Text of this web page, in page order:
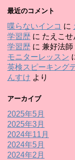
最近のコメント
喋らないインコ に
学習歴 に たえこせ
学習歴 に 兼好法師
モニターレッスン
英検スピーキング
んすけ より
アーカイブ
2025年5月
2025年3月
2024年11月
2024年5月
2024年2月